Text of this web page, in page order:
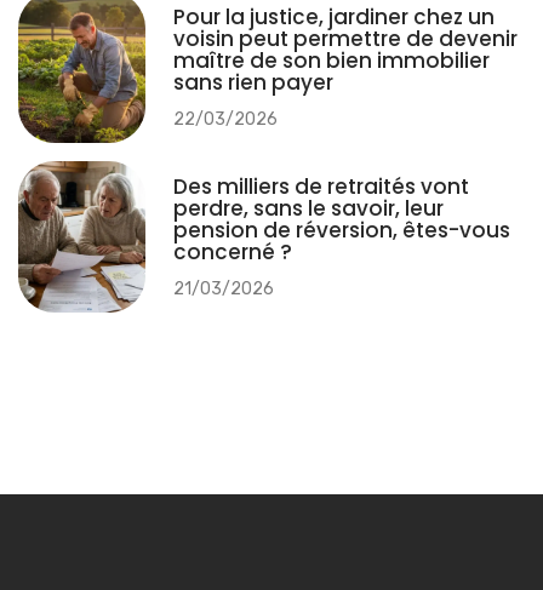
Pour la justice, jardiner chez un
voisin peut permettre de devenir
maître de son bien immobilier
sans rien payer
22/03/2026
Des milliers de retraités vont
perdre, sans le savoir, leur
pension de réversion, êtes-vous
concerné ?
21/03/2026